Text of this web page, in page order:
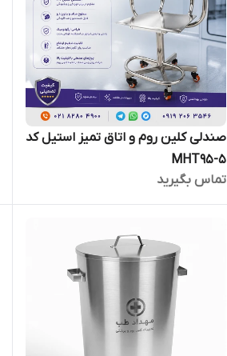
صندلی کلین روم و اتاق تمیز استیل کد
MHT95-5
تماس بگیرید